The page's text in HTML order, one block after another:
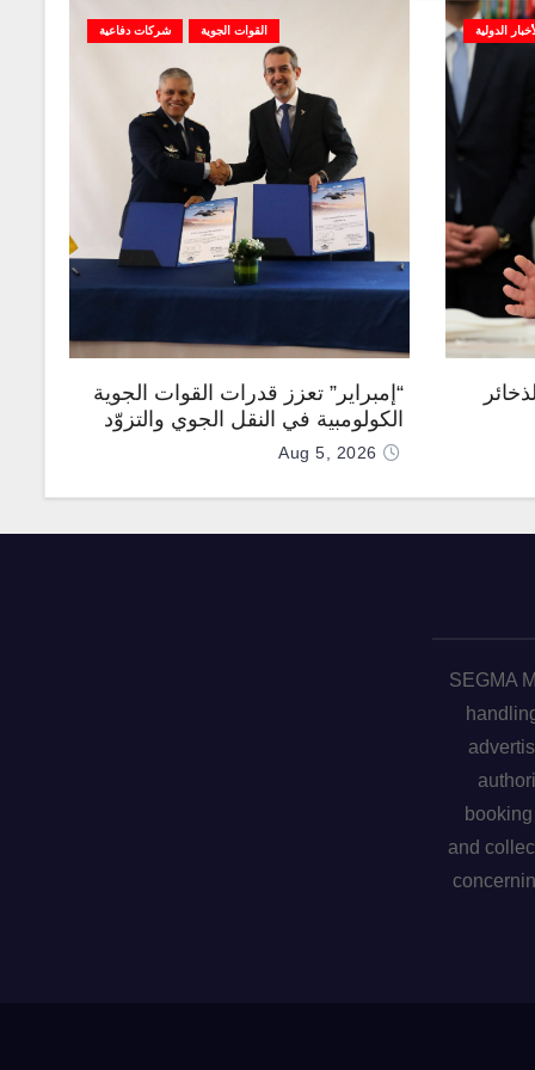
الدولية القوات الجوية شركات دفاعية
“إمبراير” تعزز قدرات القوات الجوية
الكولومبية في النقل الجوي والتزوّد
بالوقود جوًا من خلال تزويدها بطائرتي
Aug 5, 2026
SEGMA
and